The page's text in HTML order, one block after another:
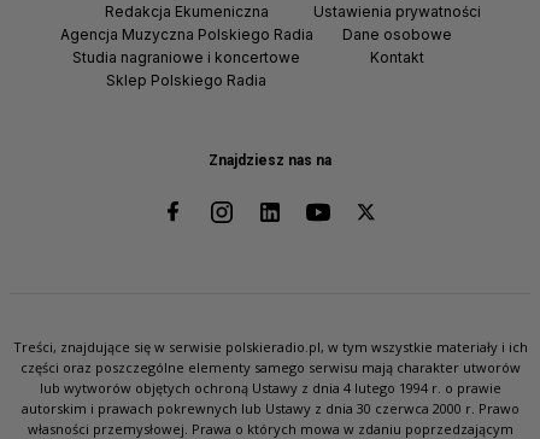
Znajdziesz nas na
Redakcja Ekumeniczna
Agencja Muzyczna Polskiego Radia
Studia nagraniowe i koncertowe
Sklep Polskiego Radia
Ustawienia prywatności
Dane osobowe
Kontakt
Treści, znajdujące się w serwisie polskieradio.pl, w tym wszystkie materiały i ich
części oraz poszczególne elementy samego serwisu mają charakter utworów
lub wytworów objętych ochroną Ustawy z dnia 4 lutego 1994 r. o prawie
autorskim i prawach pokrewnych lub Ustawy z dnia 30 czerwca 2000 r. Prawo
własności przemysłowej. Prawa o których mowa w zdaniu poprzedzającym